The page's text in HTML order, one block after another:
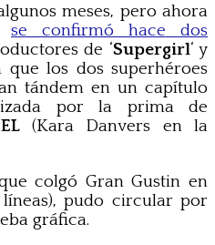
meses, pero ahora
se confirmó hace dos
de ‘Supergirl‘ y
que los dos superhéroes
tándem en un capítulo
por la prima de
(Kara Danvers en la
colgó Gran Gustin en
pudo circular por
gráfica.